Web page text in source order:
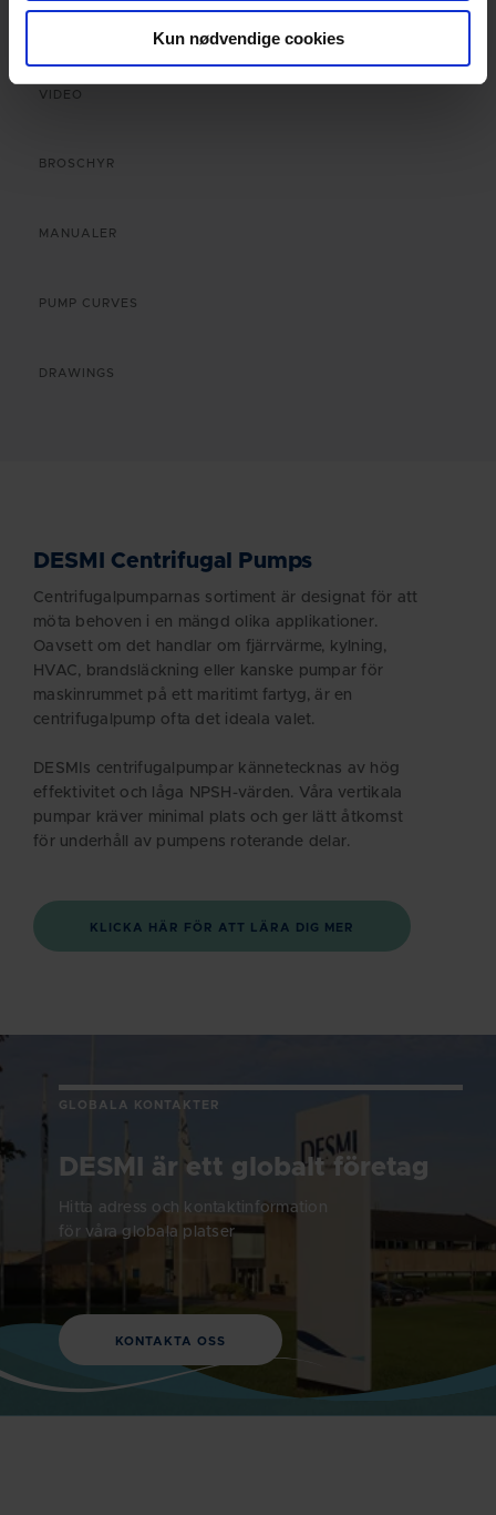
Kun nødvendige cookies
VIDEO
BROSCHYR
MANUALER
PUMP CURVES
DRAWINGS
DESMI Centrifugal Pumps
Centrifugalpumparnas sortiment är designat för att
möta behoven i en mängd olika applikationer.
Oavsett om det handlar om fjärrvärme, kylning,
HVAC, brandsläckning eller kanske pumpar för
maskinrummet på ett maritimt fartyg, är en
centrifugalpump ofta det ideala valet.
DESMIs centrifugalpumpar kännetecknas av hög
effektivitet och låga NPSH-värden. Våra vertikala
pumpar kräver minimal plats och ger lätt åtkomst
för underhåll av pumpens roterande delar.
KLICKA HÄR FÖR ATT LÄRA DIG MER
GLOBALA KONTAKTER
DESMI är ett globalt företag
Hitta adress och kontaktinformation
för våra globala platser
KONTAKTA OSS